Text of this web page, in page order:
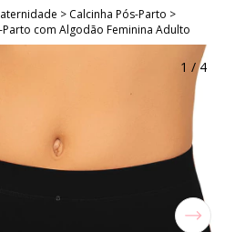
> Calcinha Pós-Parto >
com Algodão Feminina Adulto
1 /4